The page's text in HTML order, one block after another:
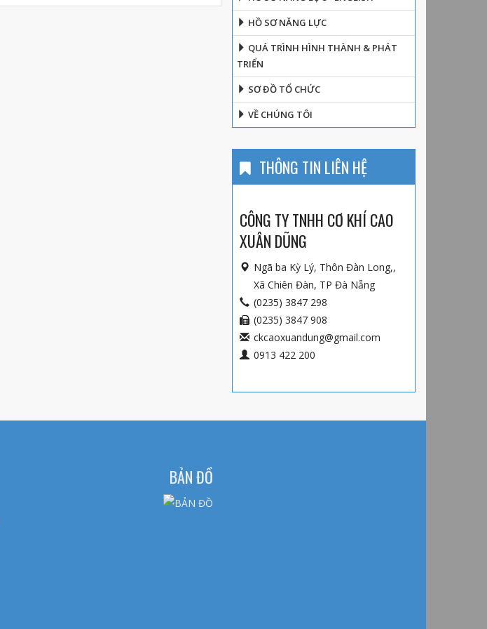
HỒ SƠ NĂNG LỰC
QUÁ TRÌNH HÌNH THÀNH & PHÁT
TRIỂN
SƠ ĐỒ TỔ CHỨC
VỀ CHÚNG TÔI
THÔNG TIN LIÊN HỆ
CÔNG TY TNHH CƠ KHÍ CAO
XUÂN DŨNG
Ngã ba Kỳ Lý, Thôn Đàn Long,,
Xã Chiên Đàn, TP Đà Nẵng
(0235) 3847 298
(0235) 3847 908
ckcaoxuandung@gmail.com
0913 422 200
BẢN ĐỒ